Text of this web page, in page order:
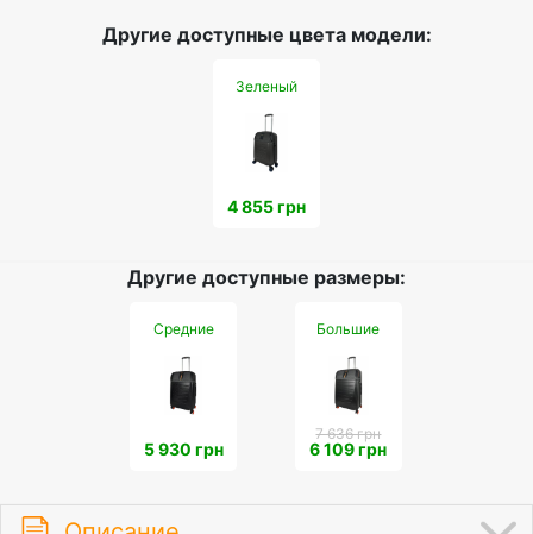
Другие доступные цвета модели:
Зеленый
4 855 грн
Другие доступные размеры:
Средние
5 930 грн
Большие
7 636 грн
6 109 грн